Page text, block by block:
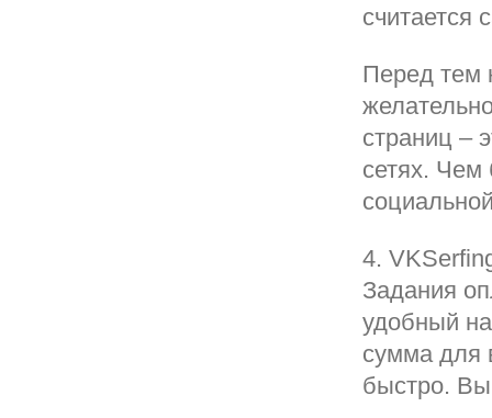
считается
Перед тем
страниц –
сетях. Чем
4.
Задания
удобный
сумма для
быстро.